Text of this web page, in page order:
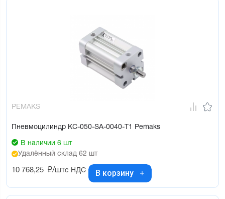
PEMAKS
Пневмоцилиндр KC-050-SA-0040-T1 Pemaks
В наличии 6 шт
Удалённый склад 62 шт
10 768,25 ₽/штс НДС В корзину